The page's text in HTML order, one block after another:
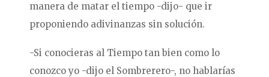
manera de matar el tiempo -dijo- que ir
proponiendo adivinanzas sin solución.
-Si conocieras al Tiempo tan bien como lo
conozco yo -dijo el Sombrerero-, no hablarías